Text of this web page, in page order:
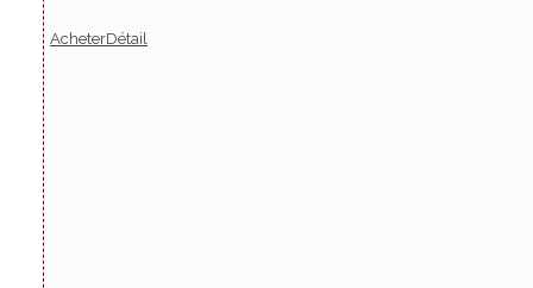
AcheterDétail